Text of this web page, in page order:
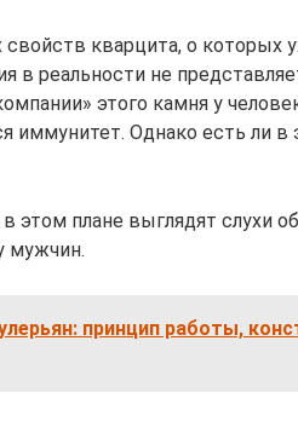
кварцита, о которых
в реальности не
этого камня у
иммунитет. Однако есть ли в
этом плане выглядят слухи
мужчин.
принцип работы,